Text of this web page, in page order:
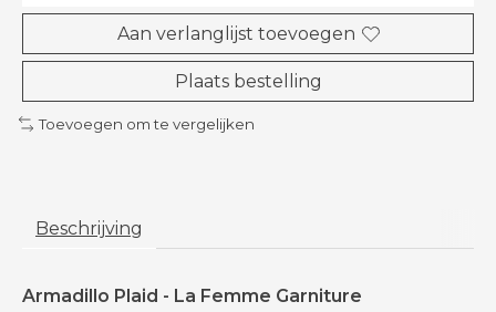
Aan verlanglijst toevoegen
Plaats bestelling
Toevoegen om te vergelijken
Beschrijving
Armadillo Plaid - La Femme Garniture